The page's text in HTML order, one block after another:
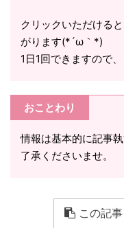
クリックいただける
がります(*´ω｀*)
1日1回できますので
おことわり
情報は基本的に記事
了承くださいませ。
この記